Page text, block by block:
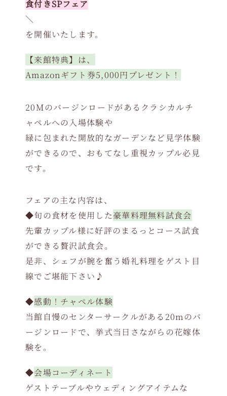
食付きSPフェア
＼
を開催いたします。
【来館特典】は、
Amazonギフト券5,000円プレゼント！
20Mのバージンロードがあるクラシカルチ
ャペルへの入場体験や
緑に包まれた開放的なガーデンなど見学体験
ができるので、おもてなし重視カップル必見
です。
フェアの主な内容は、
◆旬の食材を使用した豪華料理無料試食会
先輩カップル様に好評のまるっとコース試食
ができる贅沢試食会。
是非、シェフが腕を奮う婚礼料理をゲスト目
線でご堪能下さい♪
◆感動！チャペル体験
当館自慢のセンターサークルがある20mのバ
ージンロードで、挙式当日さながらの花嫁体
験を。
◆会場コーディネート
ゲストテーブルやウェディングアイテムな